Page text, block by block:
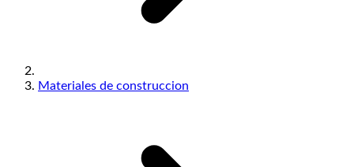
Materiales de construccion